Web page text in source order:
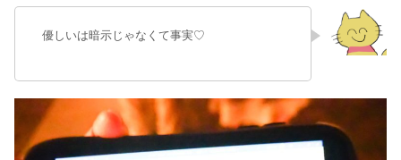
優しいは暗示じゃなくて事実♡